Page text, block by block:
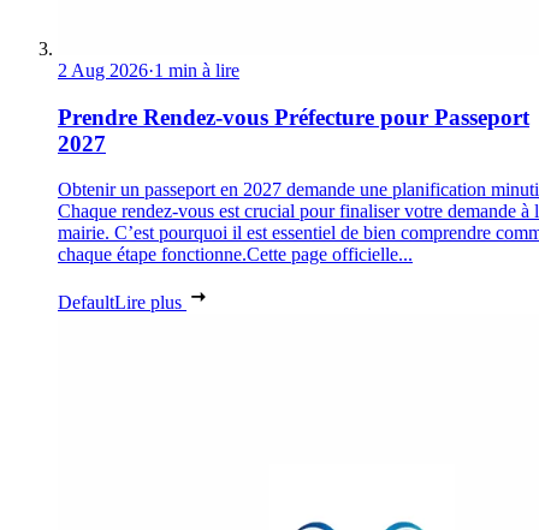
2 Aug 2026·1 min à lire
Prendre Rendez-vous Préfecture pour Passeport
2027
Obtenir un passeport en 2027 demande une planification
Chaque rendez-vous est crucial pour finaliser votre demande à
mairie. C’est pourquoi il est essentiel de bien comprendre
chaque étape fonctionne.Cette page officielle...
DefaultLire plus